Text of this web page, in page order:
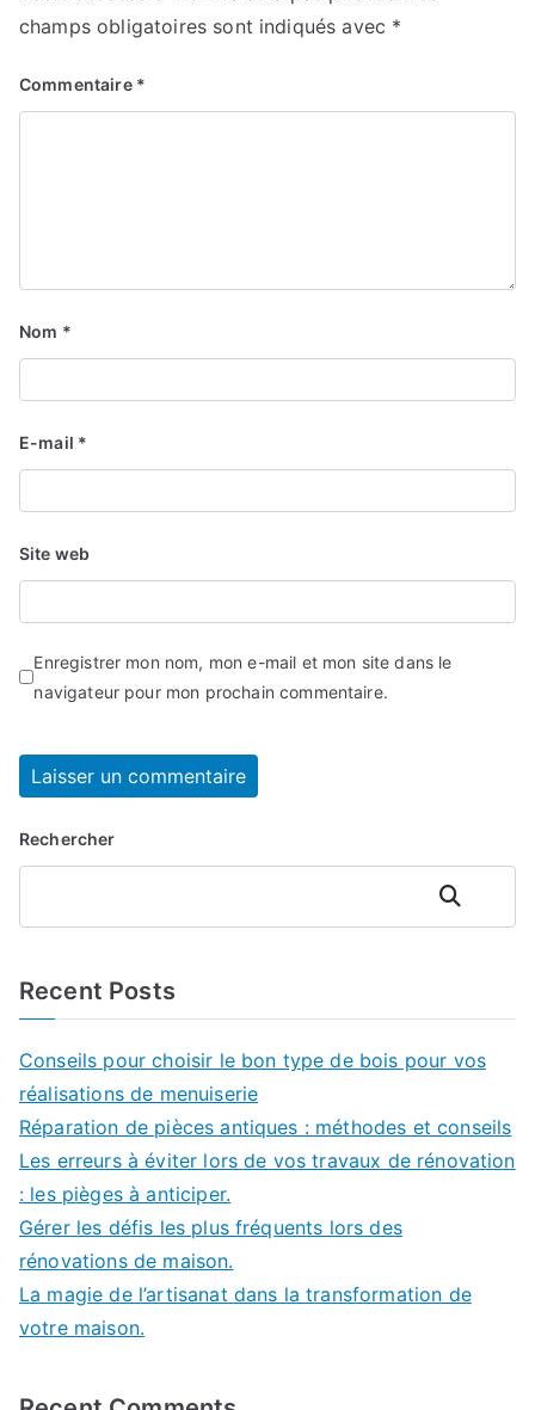
champs obligatoires sont indiqués avec *
Commentaire *
Nom *
E-mail *
Site web
Enregistrer mon nom, mon e-mail et mon site dans le
navigateur pour mon prochain commentaire.
Rechercher
Rechercher
Recent Posts
Conseils pour choisir le bon type de bois pour vos
réalisations de menuiserie
Réparation de pièces antiques : méthodes et conseils
Les erreurs à éviter lors de vos travaux de rénovation
: les pièges à anticiper.
Gérer les défis les plus fréquents lors des
rénovations de maison.
La magie de l’artisanat dans la transformation de
votre maison.